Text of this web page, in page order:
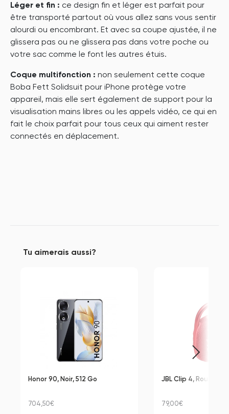
Léger et fin : ce design fin et léger est parfait pour
être transporté partout où vous allez sans vous sentir
alourdi ou encombrant. Et avec sa coupe ajustée, il ne
glissera pas ou ne glissera pas dans votre poche ou
votre sac comme le font les autres étuis.
Coque multifonction : non seulement cette coque
Boba Fett Solidsuit pour iPhone protège votre
appareil, mais elle sert également de support pour la
visualisation mains libres ou les appels vidéo, ce qui en
fait le choix parfait pour tous ceux qui aiment rester
connectés en déplacement.
Tu aimerais aussi?
Honor 90, Noir, 512 Go
704,50€
JBL Clip 4, Rouge
79,00€